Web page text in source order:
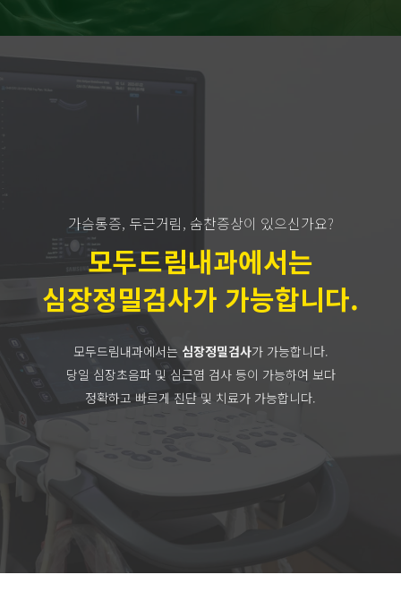
가슴통증, 두근거림, 숨찬증상이 있으신가요?
모두드림내과에서는
심장정밀검사가 가능합니다.
모두드림내과에서는 심장정밀검사가 가능합니다.
당일 심장초음파 및 심근염 검사 등이 가능하여 보다
정확하고 빠르게 진단 및 치료가 가능합니다.